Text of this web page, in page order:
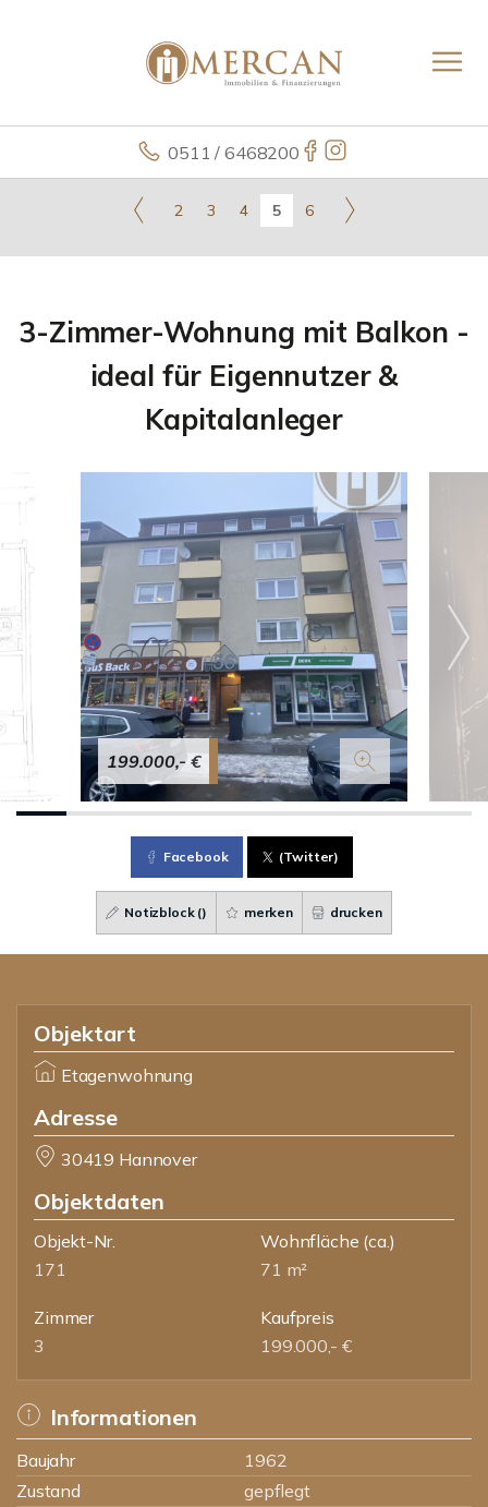
0511 / 6468200
2 3 4 5 6
3-Zimmer-Wohnung mit Balkon -
ideal für Eigennutzer &
Kapitalanleger
199.000,- €
Facebook (Twitter)
Notizblock () merken drucken
Objektart
Etagenwohnung
Adresse
30419 Hannover
Objektdaten
Objekt-Nr.
171
Wohnfläche (ca.)
71 m²
Zimmer
3
Kaufpreis
199.000,- €
Informationen
Baujahr
1962
Zustand
gepflegt